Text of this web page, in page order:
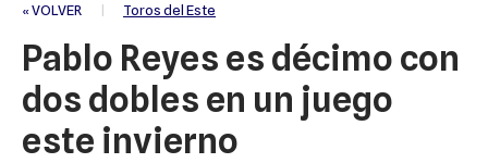
« VOLVER | Toros del Este
Pablo Reyes es décimo con
dos dobles en un juego
este invierno